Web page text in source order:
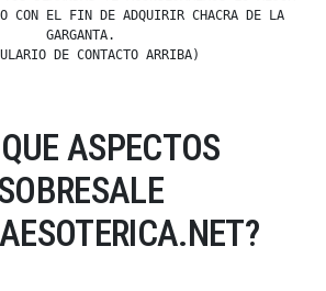
CON EL FIN DE ADQUIRIR CHACRA DE LA
GARGANTA.
DE CONTACTO ARRIBA)
ASPECTOS